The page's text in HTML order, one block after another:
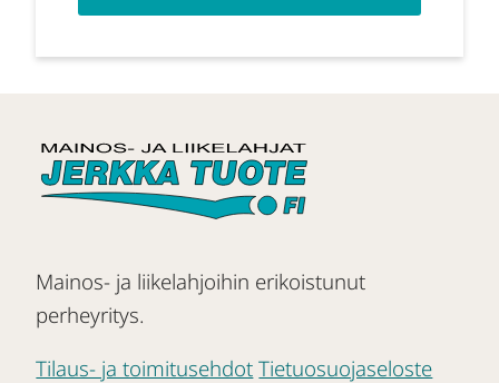
Mainos- ja liikelahjoihin erikoistunut
perheyritys.
Tilaus- ja toimitusehdot Tietuosuojaseloste